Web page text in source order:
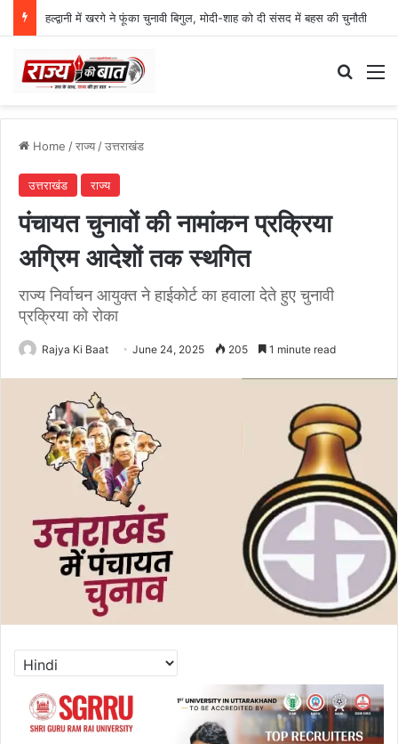
हल्द्वानी में खरगे ने फूंका चुनावी बिगुल, मोदी-शाह को दी संसद में बहस की चुनौती
Home /राज्य/उत्तराखंड
उत्तराखंड राज्य
पंचायत चुनावों की नामांकन प्रक्रिया
अग्रिम आदेशों तक स्थगित
राज्य निर्वाचन आयुक्त ने हाईकोर्ट का हवाला देते हुए चुनावी
प्रक्रिया को रोका
Rajya Ki Baat June 24, 2025 205 1 minute read